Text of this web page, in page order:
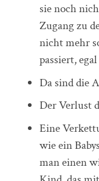
sie noch
Zugang zu
nicht mehr
passiert,
Da sind die
Der Verlust
Eine
wie ein
man einen